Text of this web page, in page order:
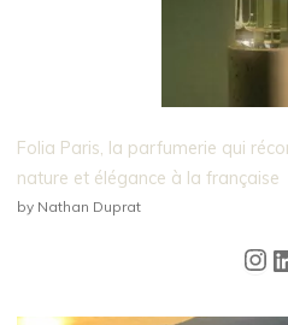
Folia Paris, la parfumerie qui
nature et élégance à la française
by Nathan Duprat